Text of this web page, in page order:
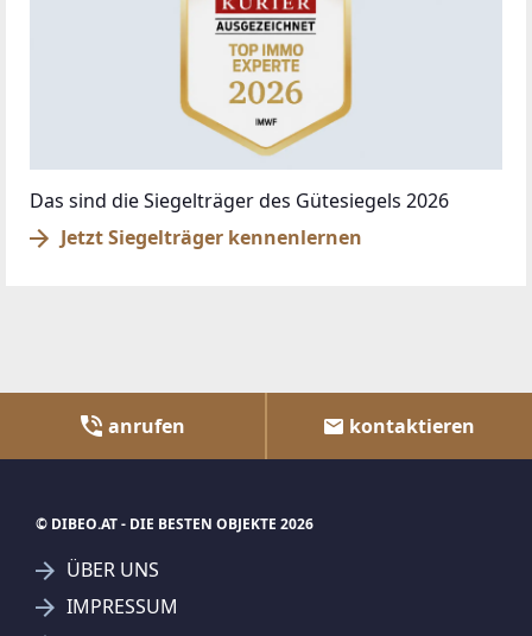
Das sind die Siegelträger des Gütesiegels 2026
Jetzt Siegelträger kennenlernen
anrufen kontaktieren
© DIBEO.AT - DIE BESTEN OBJEKTE 2026
ÜBER UNS
IMPRESSUM